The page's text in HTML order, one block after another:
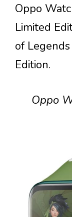
Oppo
Limited
of
Edition.
Oppo